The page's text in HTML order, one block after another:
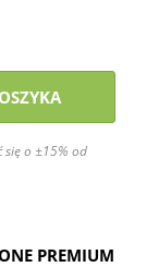
się o ±15% od
PREMIUM